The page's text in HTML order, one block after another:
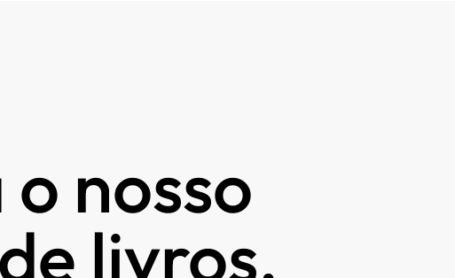
nosso
livros.